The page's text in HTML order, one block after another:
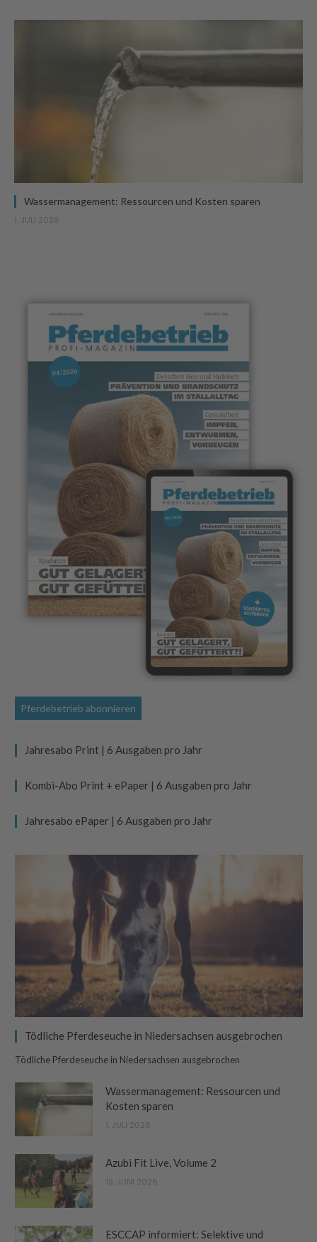
Wassermanagement: Ressourcen und Kosten sparen
1. JULI 2026
Pferdebetrieb abonnieren
Jahresabo Print | 6 Ausgaben pro Jahr
Kombi-Abo Print + ePaper | 6 Ausgaben pro Jahr
Jahresabo ePaper | 6 Ausgaben pro Jahr
Tödliche Pferdeseuche in Niedersachsen ausgebrochen
Tödliche Pferdeseuche in Niedersachsen ausgebrochen
Wassermanagement: Ressourcen und
Kosten sparen
1. JULI 2026
Azubi Fit Live, Volume 2
19. JUNI 2026
ESCCAP informiert: Selektive und